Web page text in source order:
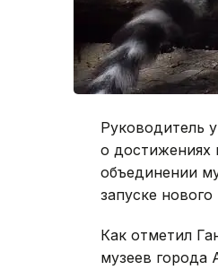
Руководитель
о достижениях
объединении
запуске
Как отметил
музеев города